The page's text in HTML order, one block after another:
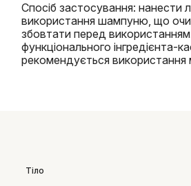
Спосіб застосування: нанести
використання шампуню, що
збовтати перед
функціонального інгредієнта-
рекомендується
Тіло